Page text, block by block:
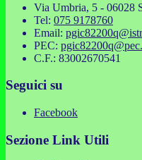
Via Umbria, 5 - 06028
Tel: 075 9178760
Email:
PEC:
C.F.: 83002670541
Seguici su
Facebook
Sezione Link Utili